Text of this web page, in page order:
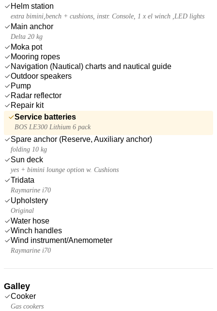
Helm station
extra bimini,bench + cushions, instr. Console, 1 x el winch ,LED lights
Main anchor
Delta 20 kg
Moka pot
Mooring ropes
Navigation (Nautical) charts and nautical guide
Outdoor speakers
Pump
Radar reflector
Repair kit
Service batteries
BOS LE300 Lithium 6 pack
Spare anchor (Reserve, Auxiliary anchor)
folding 10 kg
Sun deck
yes + bimini lounge option w. Cushions
Tridata
Raymarine i70
Upholstery
Original
Water hose
Winch handles
Wind instrument/Anemometer
Raymarine i70
Galley
Cooker
Gas cookers